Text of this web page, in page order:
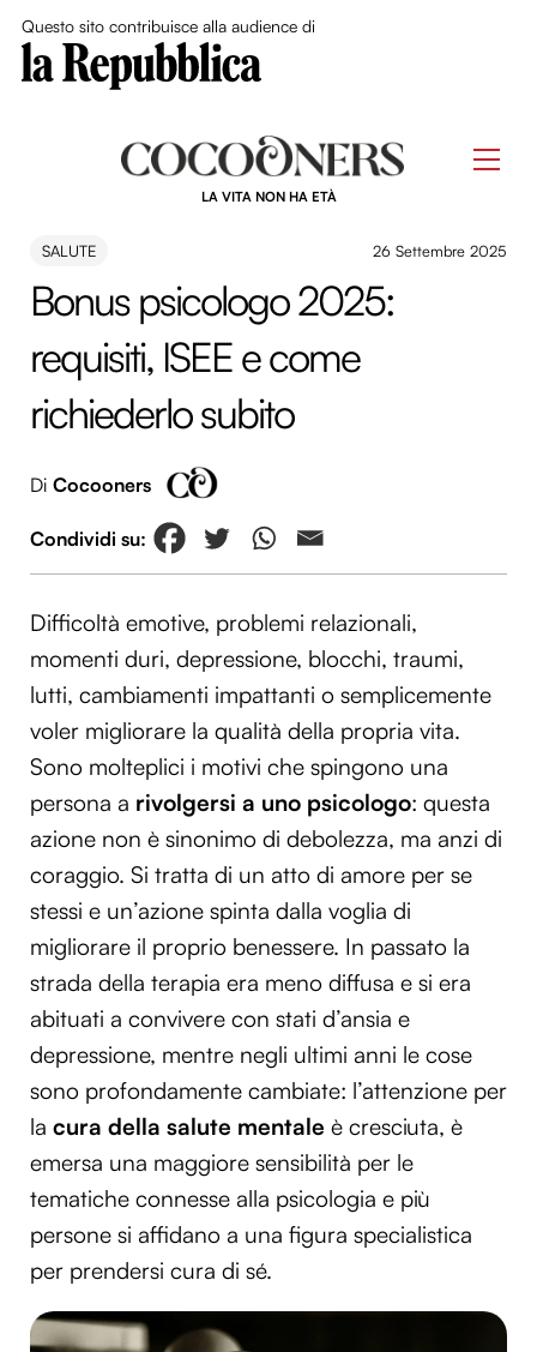
Questo sito contribuisce alla audience di
LA VITA NON HA ETÀ
SALUTE 26 Settembre 2025
Bonus psicologo 2025:
requisiti, ISEE e come
richiederlo subito
Di Cocooners
Difficoltà emotive, problemi relazionali,
momenti duri, depressione, blocchi, traumi,
lutti, cambiamenti impattanti o semplicemente
voler migliorare la qualità della propria vita.
Sono molteplici i motivi che spingono una
persona a rivolgersi a uno psicologo: questa
azione non è sinonimo di debolezza, ma anzi di
coraggio. Si tratta di un atto di amore per se
stessi e un’azione spinta dalla voglia di
migliorare il proprio benessere. In passato la
strada della terapia era meno diffusa e si era
abituati a convivere con stati d’ansia e
depressione, mentre negli ultimi anni le cose
sono profondamente cambiate: l’attenzione per
la cura della salute mentale è cresciuta, è
emersa una maggiore sensibilità per le
tematiche connesse alla psicologia e più
persone si affidano a una figura specialistica
per prendersi cura di sé.